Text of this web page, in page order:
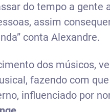
do tempo a gente
assim
conta Alexandre.
dos músicos,
fazendo com
influenciado por